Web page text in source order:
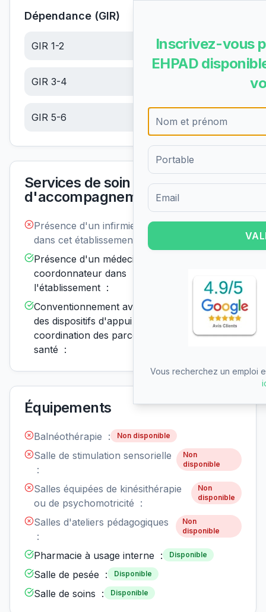
Dépendance (GIR)
GIR 1-2 6.10€/jour
GIR 3-4
GIR 5-6 6.10€/jour
Services de soin et
d'accompagnement
Présence d'un infirmier de nuit
dans cet établissement :
Présence d'un médecin
coordonnateur dans
l'établissement :
Conventionnement avec un ou
des dispositifs d'appui à la
coordination des parcours de
santé :
Disponible
Équipements
Balnéothérapie : Non disponible
Salle de stimulation sensorielle
:
Non
disponible
Salles équipées de kinésithérapie
ou de psychomotricité :
Non
disponible
Salles d'ateliers pédagogiques
:
Non
disponible
Pharmacie à usage interne : Disponible
Salle de pesée : Disponible
Salle de soins : Disponible
Inscrivez-vous
EHPAD
Formulaire d'inscription pour
Vous recherchez un emploi